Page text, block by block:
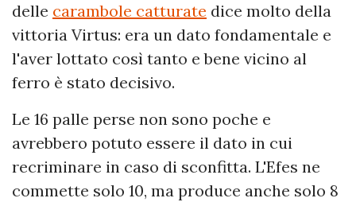
delle carambole catturate dice molto della
vittoria Virtus: era un dato fondamentale e
l'aver lottato così tanto e bene vicino al
ferro è stato decisivo.
Le 16 palle perse non sono poche e
avrebbero potuto essere il dato in cui
recriminare in caso di sconfitta. L'Efes ne
commette solo 10, ma produce anche solo 8